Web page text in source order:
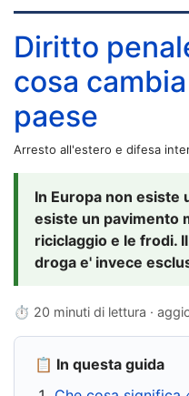
Diritto
cosa
paese
Arresto all'estero e difesa
In Europa non esiste
esiste un pavimento
riciclaggio e le frodi.
droga e' invece
⏱ 20 minuti di lettura ·
📋 In questa guida